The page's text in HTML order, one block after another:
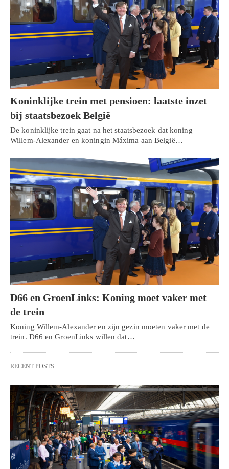
Koninklijke trein met pensioen: laatste inzet
bij staatsbezoek België
De koninklijke trein gaat na het staatsbezoek dat koning
Willem-Alexander en koningin Máxima aan België…
D66 en GroenLinks: Koning moet vaker met
de trein
Koning Willem-Alexander en zijn gezin moeten vaker met de
trein. D66 en GroenLinks willen dat…
RECENT POSTS